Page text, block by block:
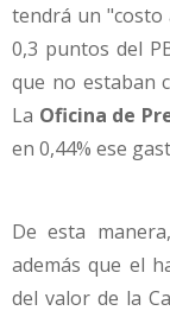
tendrá un "costo
0,3 puntos del
que no estaban
La Oficina de
en 0,44% ese
De esta
además que el
del valor de la